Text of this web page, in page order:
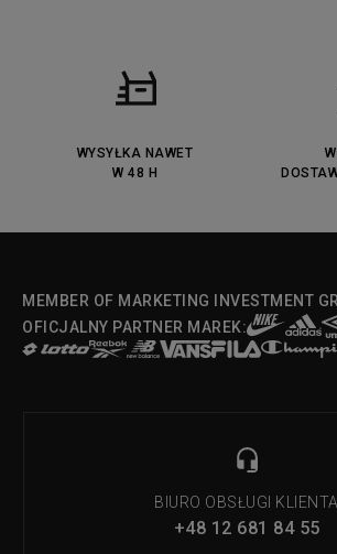
WYSYŁKA NAWET
W 48 H
MEMBER OF MARKETING INVESTMENT
OFICJALNY PARTNER MAREK:
BIURO OBSŁUGI KLIENTA
+48 12 681 84 55